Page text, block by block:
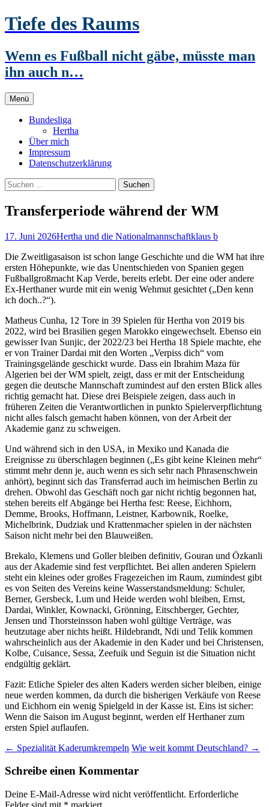
Zum
Inhalt
Tiefe des Raums
Wenn es Fußball nicht gäbe, müsste man
ihn auch n…
Menü
Bundesliga
Hertha
Über mich
Impressum
Datenschutzerklärung
Suchen
nach:
Transferperiode während der WM
17. Juni 2026Hertha und die Nationalmannschaftklaus b
Die Zweitligasaison ist schon lange Geschichte und die WM hat ihre
ersten Höhepunkte, wie das Unentschieden von Spanien gegen
Fußballgroßmacht Kap Verde, bereits erlebt. Der eine oder andere
Ex-Herthaner wurde mit ein wenig Wehmut gesichtet („Den kenn
ich doch..?“).
Matheus Cunha, 12 Tore in 39 Spielen für Hertha von 2019 bis
2022, wird bei Brasilien gegen Marokko eingewechselt. Ebenso ein
gewisser Ivan Sunjic, der 2022/23 bei Hertha 18 Spiele machte, ehe
er von Trainer Dardai mit den Worten „Verpiss dich“ vom
Trainingsgelände geschickt wurde. Dass ein Ibrahim Maza für
Algerien bei der WM spielt, zeigt, dass er mit der Entscheidung
gegen die deutsche Mannschaft zumindest auf den ersten Blick alles
richtig gemacht hat. Diese drei Beispiele zeigen, dass auch in
früheren Zeiten die Verantwortlichen in punkto Spielerverpflichtung
nicht alles falsch gemacht haben können, von der Arbeit der
Akademie ganz zu schweigen.
Und während sich in den USA, in Mexiko und Kanada die
Ereignisse zu überschlagen beginnen („Es gibt keine Kleinen mehr“
stimmt mehr denn je, auch wenn es sich sehr nach Phrasenschwein
anhört), beginnt sich das Transferrad auch im heimischen Berlin zu
drehen. Obwohl das Geschäft noch gar nicht richtig begonnen hat,
stehen bereits elf Abgänge bei Hertha fest: Reese, Eichhorn,
Demme, Brooks, Hoffmann, Leistner, Karbownik, Roelke,
Michelbrink, Dudziak und Krattenmacher spielen in der nächsten
Saison nicht mehr bei den Blauweißen.
Brekalo, Klemens und Goller bleiben definitiv, Gouran und Özkanli
aus der Akademie sind fest verpflichtet. Bei allen anderen Spielern
steht ein kleines oder großes Fragezeichen im Raum, zumindest gibt
es von Seiten des Vereins keine Wasserstandsmeldung: Schuler,
Berner, Gersbeck, Lum und Heide werden wohl bleiben, Ernst,
Dardai, Winkler, Kownacki, Grönning, Eitschberger, Gechter,
Jensen und Thorsteinsson haben wohl gültige Verträge, was
heutzutage aber nichts heißt. Hildebrandt, Ndi und Telik kommen
wahrscheinlich aus der Akademie in den Kader und bei Christensen,
Kolbe, Cuisance, Sessa, Zeefuik und Seguin ist die Situation nicht
endgültig geklärt.
Fazit: Etliche Spieler des alten Kaders werden sicher bleiben, einige
neue werden kommen, da durch die bisherigen Verkäufe von Reese
und Eichhorn ein wenig Spielgeld in der Kasse ist. Eins ist sicher:
Wenn die Saison im August beginnt, werden elf Herthaner zum
ersten Spiel auflaufen.
Beitragsnavigation
← Spezialität Kaderumkrempeln Wie weit kommt Deutschland? →
Schreibe einen Kommentar
Deine E-Mail-Adresse wird nicht veröffentlicht. Erforderliche
Felder sind mit * markiert